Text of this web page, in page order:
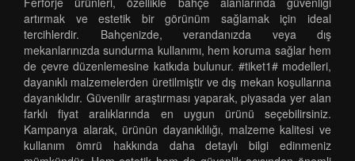
artırmak ve estetik bir görünüm sağlamak için ideal
tercihlerdir. Bahçenizde, verandanızda veya dış
mekanlarınızda sundurma kullanımı, hem koruma sağlar hem
de çevre düzenlemesine katkıda bulunur. #tiket1# modelleri,
dayanıklı malzemelerden üretilmiştir ve dış mekan koşullarına
dayanıklıdır. Güvenilir araştırması yaparak, piyasada yer alan
farklı fiyat aralıklarında en uygun ürünü seçebilirsiniz.
Kampanya alarak, ürünün dayanıklılığı, malzeme kalitesi ve
kullanım ömrü hakkında daha detaylı bilgi edinmeniz